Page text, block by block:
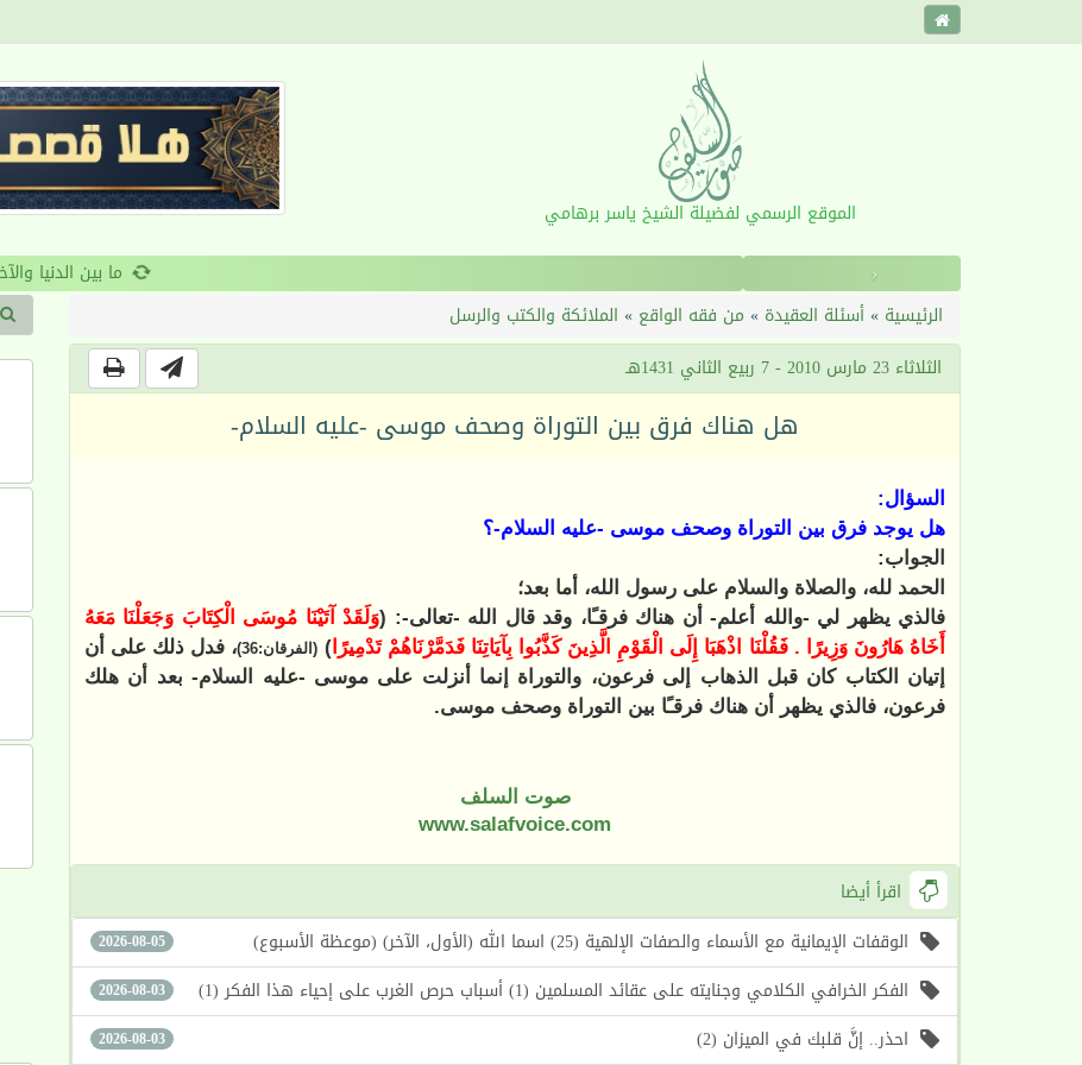
الموقع الرسمي لفضيلة الشيخ ياسر برهامي
‹
الرئيسية »أسئلة العقيدة » من فقه الواقع » الملائكة والكتب والرسل
الثلاثاء 23 مارس 2010 - 7 ربيع الثاني 1431هـ
هل هناك فرق بين التوراة وصحف موسى -عليه السلام-
السؤال:
هل يوجد فرق بين التوراة وصحف موسى -عليه السلام-؟
الجواب:
الحمد لله، والصلاة والسلام على رسول الله، أما بعد؛
فالذي يظهر لي -والله أعلم- أن هناك فرقـًا، وقد قال الله -تعالى-: (وَلَقَدْ آتَيْنَا مُوسَى الْكِتَابَ وَجَعَلْنَا مَعَهُ
أَخَاهُ هَارُونَ وَزِيرًا . فَقُلْنَا اذْهَبَا إِلَى الْقَوْمِ الَّذِينَ كَذَّبُوا بِآيَاتِنَا فَدَمَّرْنَاهُمْ تَدْمِيرًا) (الفرقان:36)
، فدل ذلك على أن
إتيان الكتاب كان قبل الذهاب إلى فرعون، والتوراة إنما أنزلت على موسى -عليه السلام- بعد أن هلك
فرعون، فالذي يظهر أن هناك فرقـًا بين التوراة وصحف موسى.
صوت السلف
www.salafvoice.com
اقرأ أيضا
2026-08-05 الوقفات الإيمانية مع الأسماء والصفات الإلهية (25) اسما الله (الأول، الآخر) (موعظة الأسبوع)
2026-08-03 الفكر الخرافي الكلامي وجنايته على عقائد المسلمين (1) أسباب حرص الغرب على إحياء هذا الفكر (1)
2026-08-03 احذر.. إنَّ قلبك في الميزان (2)